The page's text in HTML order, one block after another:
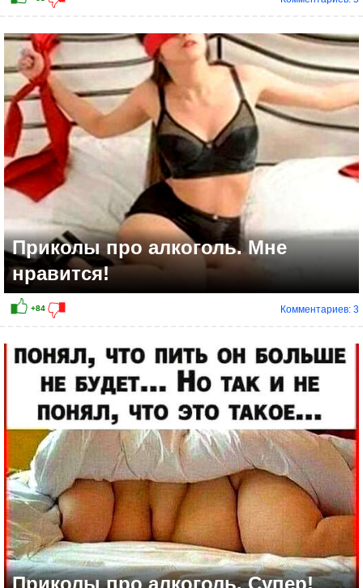
+24
Приколы про алкоголь. Мне
нравится!
Комментариев: 3